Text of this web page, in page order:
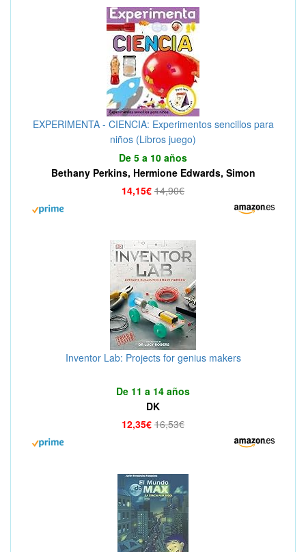
EXPERIMENTA - CIENCIA: Experimentos sencillos para
niños (Libros juego)
De 5 a 10 años
Bethany Perkins, Hermione Edwards, Simon
Mugford
14,15€ 14,90€
Inventor Lab: Projects for genius makers
De 11 a 14 años
DK
12,35€ 16,53€